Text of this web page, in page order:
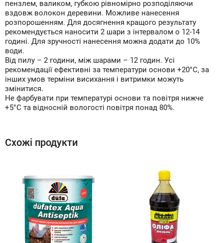
пензлем, валиком, губкою рівномірно розподіляючи
вздовж волокон деревини. Можливе нанесення
розпорошенням. Для досягнення кращого результату
рекомендується наносити 2 шари з інтервалом о 12-14
годині. Для зручності нанесення можна додати до 10%
води.
Від пилу – 2 години, між шарами – 12 годин. Усі
рекомендації ефективні за температури основи +20°С, за
інших умов терміни висихання і витримки можуть
змінитися.
Не фарбувати при температурі основи та повітря нижче
+5°С та відносній вологості повітря понад 80%.
Схожі продукти